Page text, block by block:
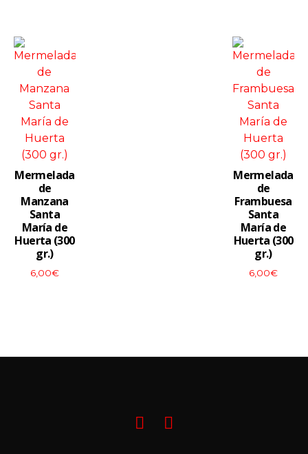
View
More
Mermelada
de
Manzana
Santa
María de
Huerta (300
gr.)
6,00€
View
More
Mermelada
de
Frambuesa
Santa
María de
Huerta (300
gr.)
6,00€